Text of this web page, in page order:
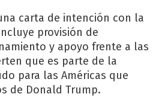
carta de intención con la
provisión de
y apoyo frente a las
que es parte de la
para las Américas que
de Donald Trump.